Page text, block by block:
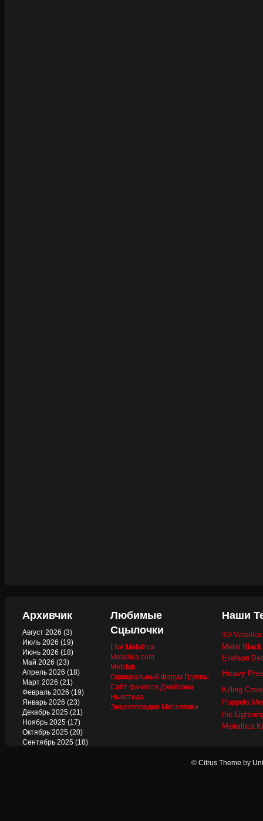
Архивчик
Август 2026 (3)
Июль 2026 (19)
Июнь 2026 (18)
Май 2026 (23)
Апрель 2026 (18)
Март 2026 (21)
Февраль 2026 (19)
Январь 2026 (23)
Декабрь 2025 (21)
Ноябрь 2025 (17)
Октябрь 2025 (20)
Сентябрь 2025 (18)
Любимые
Сцылочки
Live Metallica
Metallica.com
Metclub
Официальный Форум Группы
Сайт фанатов Джейсона
Ньюстеда
Энциклопедия Металлики
Наши
3D
Metal
Ellefson
Heavy
Killing
Puppets
the
Metallica
© Citrus Theme by